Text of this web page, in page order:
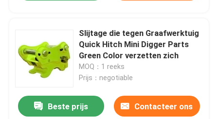
Slijtage die tegen Graafwerktuig
Quick Hitch Mini Digger Parts
Green Color verzetten zich
MOQ：1 reeks
Prijs：negotiable
Beste prijs Contacteer ons